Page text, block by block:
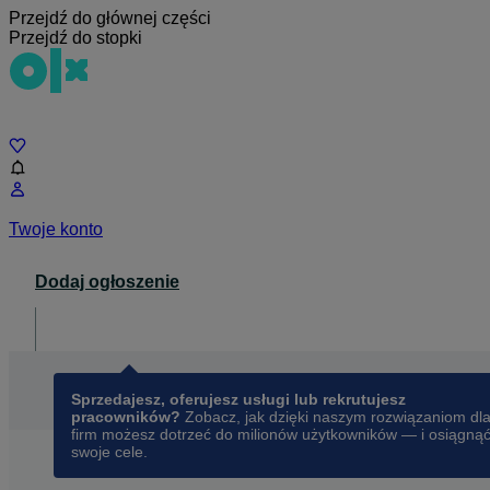
Przejdź do głównej części
Przejdź do stopki
Twoje konto
Dodaj ogłoszenie
Sprzedajesz, oferujesz usługi lub rekrutujesz
pracowników? Zobacz, jak dzięki naszym rozwiązaniom dla
firm możesz dotrzeć do milionów użytkowników — i osiągnąć
swoje cele.